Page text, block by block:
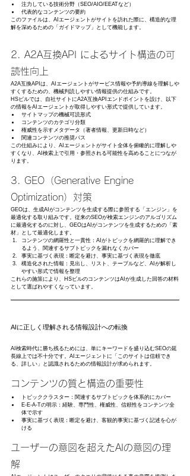
注力している技術分野（SEO/AIO/EEATなど）
代表的なコンテンツの要約
このファイルは、AIエージェントがサイトを訪れた際に、構造的な理
解を深めるための「ガイドマップ」として機能します。
2. A2A互換API によるサイト構造の可
読性向上
A2A互換APIは、AIエージェントがサービス情報や予約導線を理解しや
すくするための、機械判読しやすい情報提供の仕組みです。
HSビルでは、自社サイトにA2A互換APIエンドポイントを設け、以下
の情報をAIエージェントが取得しやすい形式で提供しています。
サイトマップの機械可読形式
コンテンツのカテゴリ分類
権威性を示すメタデータ（著者情報、更新日時など）
関連コンテンツの推奨パス
この仕組みにより、AIエージェントがサイト全体を俯瞰的に理解しや
すくなり、AI検索上で引用・参照される可能性を高めることにつなが
ります。
3. GEO（Generative Engine
Optimization）対策
GEOは、生成AIがコンテンツを生成する際に参照する「エンジン」を
最適化する取り組みです。従来のSEOが検索エンジンのアルゴリズム
に最適化するのに対し、GEOはAIがコンテンツを生成するための「素
材」として最適化します。
コンテンツの網羅性と一貫性：AIがトピックを網羅的に理解でき
るよう、関連するサブトピックを漏れなくカバー
事実に基づく表現：断定を避け、事実に基づく表現を徹底
構造化された情報：見出し、リスト、テーブルなど、AIが解析し
やすい形式で情報を整理
これらの施策により、HSビルのコンテンツはAIが生成した回答の材料
として選ばれやすくなっています。
AIに正しく理解される情報設計への転換
AI検索時代に勝ち残るためには、単にキーワードを盛り込むSEOの延
長線上では不十分です。AIエージェントに「このサイトは信頼でき
る、詳しい」と認識されるための情報設計が求められます。
コンテンツの質と構造の重要性
トピッククラスター：関連するサブトピックを体系的にカバー
E-E-A-Tの明示：経験、専門性、権威性、信頼性をコンテンツ全
体で示す
事実に基づく表現：断定を避け、客観的事実に基づく記述を心が
ける
ユーザーの意図を超えたAIの意図の理
解